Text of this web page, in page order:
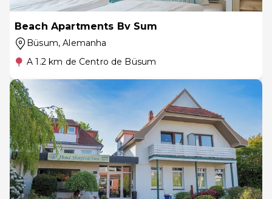
Beach Apartments Bv Sum
Büsum, Alemanha
A 1.2 km de Centro de Büsum